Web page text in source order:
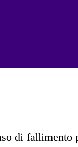
di fallimento